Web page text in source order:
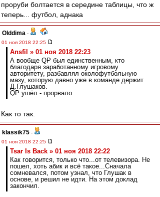
проруби болтается в середине таблицы, что ж
теперь... футбол, аднака
Olddima -
01 ноя 2018 22:25
Ansfil » 01 ноя 2018 22:23
А вообще QP был единственным, кто
благодаря заработанному игровому
авторитету, разбавлял околофутбольную
мазу, которую давно уже в команде держит
Д.Глушаков.
QP ушёл - прорвало
Как то так.
klassik75 -
01 ноя 2018 22:25
Tsar Is Back » 01 ноя 2018 22:22
Как говорится, только что...от телевизора. Не
пошел, хоть абик и всё такое...Сначала
сомневался, потом узнал, что Глушак в
основе, и решил не идти. На этом доклад
закончил.